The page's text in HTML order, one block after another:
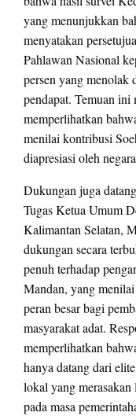
yang menunjukkan
menyatakan
Pahlawan Nasional
persen yang menolak
pendapat. Temuan
memperlihatkan
menilai kontribusi
diapresiasi oleh
Dukungan juga
Tugas Ketua Umum
Kalimantan Selatan,
dukungan secara
penuh terhadap
Mandan, yang
peran besar bagi
masyarakat adat.
memperlihatkan
hanya datang dari
lokal yang
pada masa